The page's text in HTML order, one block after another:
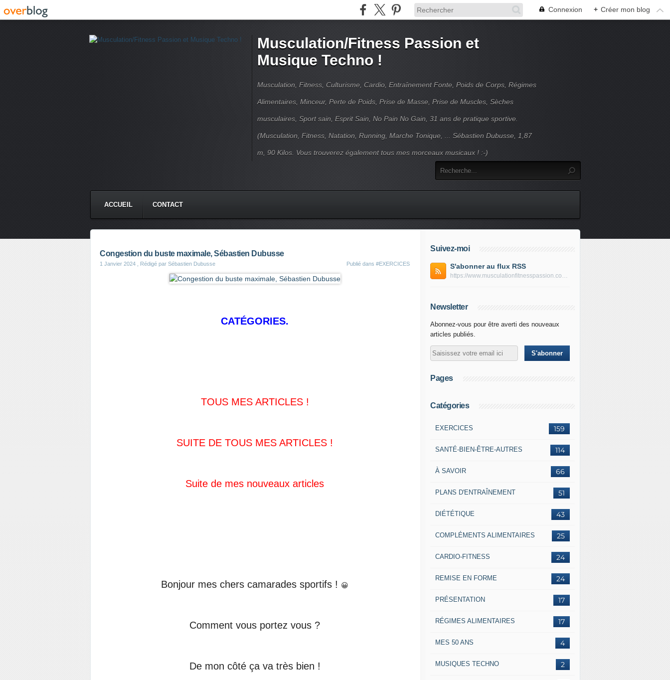
Connexion + Créer mon blog
Musculation/Fitness Passion et
Musique Techno !
Musculation, Fitness, Culturisme, Cardio, Entraînement Fonte, Poids de Corps, Régimes
Alimentaires, Minceur, Perte de Poids, Prise de Masse, Prise de Muscles, Sèches
musculaires, Sport sain, Esprit Sain, No Pain No Gain, 31 ans de pratique sportive.
(Musculation, Fitness, Natation, Running, Marche Tonique, ... Sébastien Dubusse, 1,87
m, 90 Kilos. Vous trouverez également tous mes morceaux musicaux ! :-)
ACCUEIL CONTACT
Congestion du buste maximale, Sébastien Dubusse
1 Janvier 2024 , Rédigé par Sébastien Dubusse Publié dans #EXERCICES
CATÉGORIES.
TOUS MES ARTICLES !
SUITE DE TOUS MES ARTICLES !
Suite de mes nouveaux articles
Bonjour mes chers camarades sportifs ! 😀
Comment vous portez vous ?
De mon côté ça va très bien !
Suivez-moi
S'abonner au flux RSS
https://www.musculationfitnesspassion.com/rss
Newsletter
Abonnez-vous pour être averti des nouveaux
articles publiés.
Pages
Catégories
159
EXERCICES
114
SANTÉ-BIEN-ÊTRE-AUTRES
66
À SAVOIR
51
PLANS D'ENTRAÎNEMENT
43
DIÉTÉTIQUE
25
COMPLÉMENTS ALIMENTAIRES
24
CARDIO-FITNESS
24
REMISE EN FORME
17
PRÉSENTATION
17
RÉGIMES ALIMENTAIRES
4
MES 50 ANS
2
MUSIQUES TECHNO